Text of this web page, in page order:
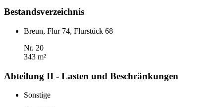
Bestandsverzeichnis
Breun, Flur 74, Flurstück 68
Nr. 20
343 m²
Abteilung II - Lasten und Beschränkungen
Sonstige